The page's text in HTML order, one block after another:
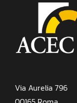
Via Aurelia 796